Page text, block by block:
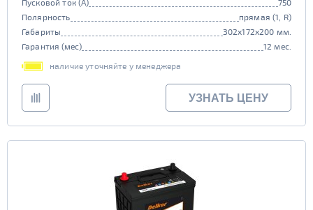
Пусковой ток (А)
750
Полярность
прямая (1, R)
Габариты
302x172x200 мм.
Гарантия (мес)
12 мес.
наличие уточняйте у менеджера
УЗНАТЬ ЦЕНУ